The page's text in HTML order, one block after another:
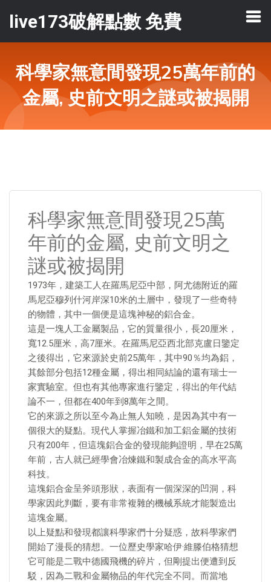
live173破解點數 免費
科學家無意間發現25萬年前的
金屬, 史前文明之謎或被揭開
科學家無意間發現25萬
年前的金屬, 史前文明之
謎或被揭開
1973年，建築工人在羅馬尼亞中部，阿尤德附近的羅
馬尼亞穆列什河岸深10米的土層中，發現了一些奇特
的物體，其中一個便是這塊神秘的鋁合金。
這是一塊人工金屬製品，它的質量很小，長20厘米，
寬12.5厘米，高7厘米。在羅馬尼亞西北部克盧日鑒定
之後得出，它來源於史前25萬年，其中90％均為鋁，
其餘部分包括12種金屬，得出相同結論的還有瑞士一
家實驗室。但也有其他專家進行鑒定，得出的年代結
論不一，但都在400年到8萬年之間。
它的來源之所以至今為止無人知曉，是因為其中有一
個很大的疑點。現代人掌握冶鐵和加工鋁金屬的技術
只有200年，但這塊鋁合金的發現能夠證明，早在25萬
年前，古人就已經學會冶煉鐵和製成合金的高水平高
科技。
這塊鋁合金呈斧頭形狀，表面有一個深深的凹洞，科
學家因此判斷，要有非常複雜的機械系統才能製造出
這塊金屬。
以上疑點和發現都讓科學家們十分疑惑，故科學家們
開始了漫長的猜想。一位歷史學家哈伊·維滕伯格猜想
它可能是二戰中德國飛機的碎片，但剛提出便遭到反
駁，因為二戰和金屬物品的年代完全不同。而當地